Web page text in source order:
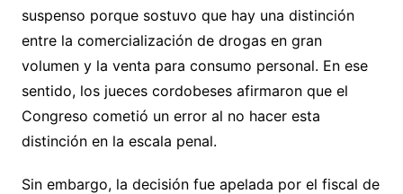
suspenso porque sostuvo que hay una distinción
entre la comercialización de drogas en gran
volumen y la venta para consumo personal. En ese
sentido, los jueces cordobeses afirmaron que el
Congreso cometió un error al no hacer esta
distinción en la escala penal.
Sin embargo, la decisión fue apelada por el fiscal de